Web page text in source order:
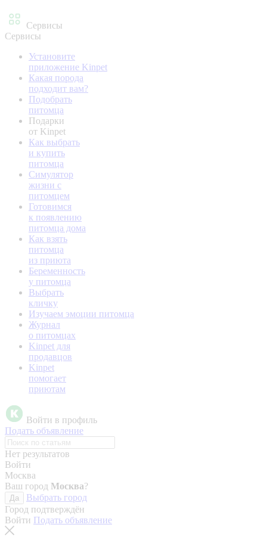
Сервисы
Сервисы
Установите
приложение Kinpet
Какая порода
подходит вам?
Подобрать
питомца
Подарки
от Kinpet
Как выбрать
и купить
питомца
Симулятор
жизни с
питомцем
Готовимся
к появлению
питомца дома
Как взять
питомца
из приюта
Беременность
у питомца
Выбрать
кличку
Изучаем эмоции питомца
Журнал
о питомцах
Kinpet для
продавцов
Kinpet
помогает
приютам
Войти в профиль
Подать объявление
Нет результатов
Войти
Москва
Ваш город Москва?
Да
Выбрать город
Город подтверждён
Войти Подать объявление